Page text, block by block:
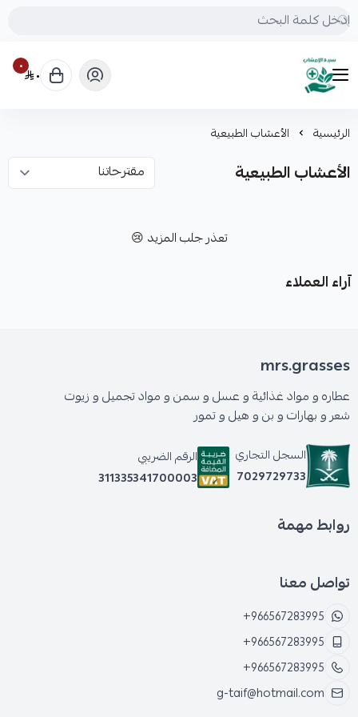
mrs.grasses
٠ ٠
الرئيسية الأعشاب الطبيعية
الأعشاب الطبيعية
تعذر جلب المزيد 😢
آراء العملاء
mrs.grasses
عطاره و مواد غذائية و عسل و سمن و مواد تجميل و زيوت
شعر و بهارات و بن و هيل و تمور
السجل التجاري
7029729733
الرقم الضريبي
311335341700003
روابط مهمة
تواصل معنا
+966567283995
+966567283995
+966567283995
g-taif@hotmail.com